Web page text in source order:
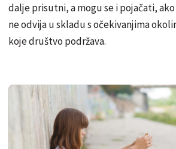
dalje prisutni, a mogu se i pojačati,
ne odvija u skladu s očekivanjima
koje društvo podržava.